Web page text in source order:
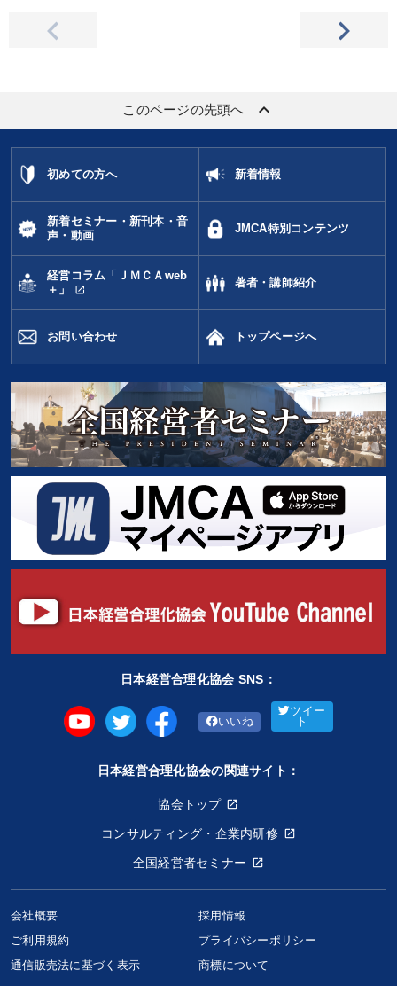
このページの先頭へ keyboard_arrow_up
初めての方へ 新着情報
新着セミナー・新刊本・音
声・動画
JMCA特別コンテンツ
経営コラム「ＪＭＣＡweb
＋」
open_in_new
著者・講師紹介
お問い合わせ トップページへ
日本経営合理化協会 SNS：
いいね
ツイー
ト
日本経営合理化協会の関連サイト：
協会トップ
コンサルティング・企業内研修
全国経営者セミナー
会社概要
採用情報
ご利用規約
プライバシーポリシー
通信販売法に基づく表示
商標について